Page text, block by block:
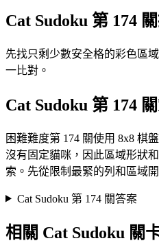
Cat Sudoku 第 174
先找只剩少數安全格的彩色區
一比對。
Cat Sudoku 第 174
困難難度第 174 關使用 8x8 棋
沒有固定貓咪，因此區域形狀
索。先從限制最緊的列和區域
Cat Sudoku 第 174 關答案
相關 Cat Sudoku 關